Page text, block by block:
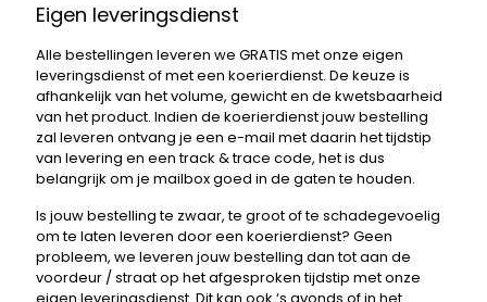
Eigen leveringsdienst
Alle bestellingen leveren we GRATIS met onze eigen
leveringsdienst of met een koerierdienst. De keuze is
afhankelijk van het volume, gewicht en de kwetsbaarheid
van het product. Indien de koerierdienst jouw bestelling
zal leveren ontvang je een e-mail met daarin het tijdstip
van levering en een track & trace code, het is dus
belangrijk om je mailbox goed in de gaten te houden.
Is jouw bestelling te zwaar, te groot of te schadegevoelig
om te laten leveren door een koerierdienst? Geen
probleem, we leveren jouw bestelling dan tot aan de
voordeur / straat op het afgesproken tijdstip met onze